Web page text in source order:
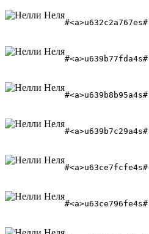
#<a>u632c2a767es#
#<a>u639b77fda4s#
#<a>u639b8b95a4s#
#<a>u639b7c29a4s#
#<a>u63ce7fcfe4s#
#<a>u63ce796fe4s#